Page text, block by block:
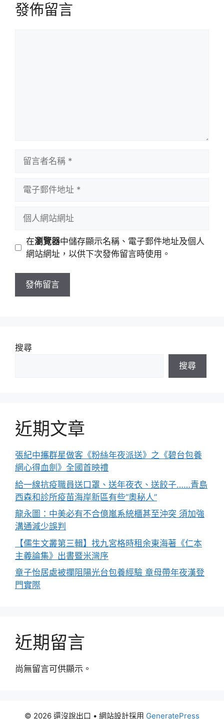
發佈留言
址
站
址
在瀏覽器中儲存顯示名稱、電子郵件地址及個人
網站網址，以供下次發佈留言時使用。
搜尋
搜尋
近期文章
張紀中攜群星做客《粉絲年夜派送》之《碧台包養
網心得血劍》全國首映禮
給一線抗疫職員送口罩、送年夜衣、送餃子……青島
西森和診所疫苗海岸新區有些“奧秘人”
龍永圖：中美必有不合億嵐系統櫃甚至沖突 須加強
溝通減少誤判
【儒生文叢第三輯】找九宮格時租余東海著《仁本
主義論集》出書暨米灣序
章子怡居處被攔阻陽光台包養經驗 章母帶年夜漢登
門實際
近期留言
尚無留言可供顯示。
© 2026 還沒說出口 • 網站設計採用 GeneratePress